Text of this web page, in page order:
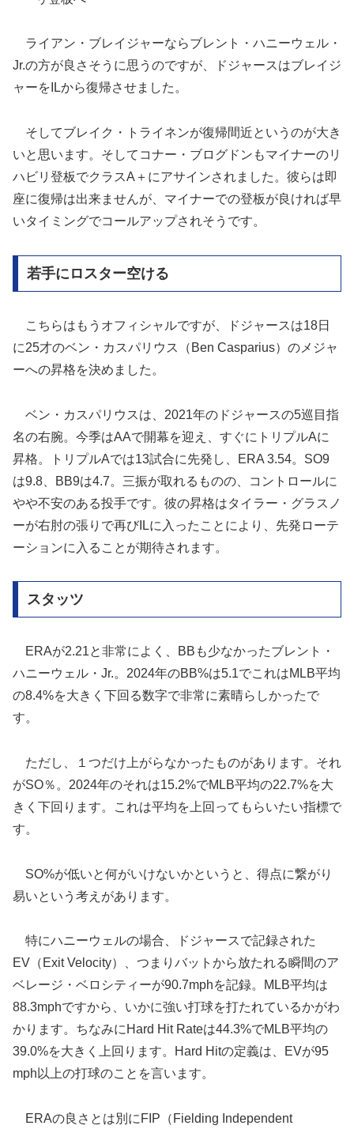
ライアン・ブレイジャーならブレント・ハニーウェル・
Jr.の方が良さそうに思うのですが、ドジャースはブレイジ
ャーをILから復帰させました。
そしてブレイク・トライネンが復帰間近というのが大き
いと思います。そしてコナー・ブログドンもマイナーのリ
ハビリ登板でクラスA＋にアサインされました。彼らは即
座に復帰は出来ませんが、マイナーでの登板が良ければ早
いタイミングでコールアップされそうです。
若手にロスター空ける
こちらはもうオフィシャルですが、ドジャースは18日
に25才のベン・カスパリウス（Ben Casparius）のメジャ
ーへの昇格を決めました。
ベン・カスパリウスは、2021年のドジャースの5巡目指
名の右腕。今季はAAで開幕を迎え、すぐにトリプルAに
昇格。トリプルAでは13試合に先発し、ERA 3.54。SO9
は9.8、BB9は4.7。三振が取れるものの、コントロールに
やや不安のある投手です。彼の昇格はタイラー・グラスノ
ーが右肘の張りで再びILに入ったことにより、先発ローテ
ーションに入ることが期待されます。
スタッツ
ERAが2.21と非常によく、BBも少なかったブレント・
ハニーウェル・Jr.。2024年のBB%は5.1でこれはMLB平均
の8.4%を大きく下回る数字で非常に素晴らしかったで
す。
ただし、１つだけ上がらなかったものがあります。それ
がSO％。2024年のそれは15.2%でMLB平均の22.7%を大
きく下回ります。これは平均を上回ってもらいたい指標で
す。
SO%が低いと何がいけないかというと、得点に繋がり
易いという考えがあります。
特にハニーウェルの場合、ドジャースで記録された
EV（Exit Velocity）、つまりバットから放たれる瞬間のア
ベレージ・ベロシティーが90.7mphを記録。MLB平均は
88.3mphですから、いかに強い打球を打たれているかがわ
かります。ちなみにHard Hit Rateは44.3%でMLB平均の
39.0%を大きく上回ります。Hard Hitの定義は、EVが95
mph以上の打球のことを言います。
ERAの良さとは別にFIP（Fielding Independent